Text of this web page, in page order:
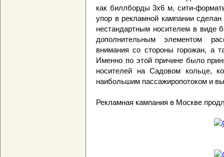
как биллборды 3х6 м, сити-
упор в рекламной кампании
нестандартным носителем в виде
дополнительным элементом
внимания со стороны горожан, а
Именно по этой причине было
носителей на Садовом кольце,
наибольшим пассажиропотоком и
Рекламная кампания в Москве